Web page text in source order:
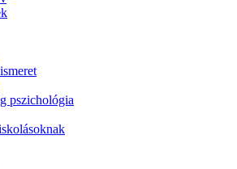
pszichológia